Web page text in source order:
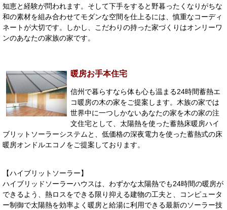
知恵と経験が問われます。そして下手をすると野暮ったくなりがちな
和の素材を組み合わせてモダンな空間を仕上るには、慎重なコーディ
ネートが大切です。しかし、こだわりの持った家づくりはオンリーワ
ンのあなたの家族の家です。
暖房お手本住宅
信州で暮らすなら体も心も温まる24時間蓄熱エ
コ暖房の木の家をご提案します。木族の家では
世界中に一つしかないあなたの家を木の家の注
文住宅として、太陽熱を使った蓄熱床暖房ハイ
ブリットソーラーシステムと、低価格の深夜電力を使った蓄熱式の床
暖房オンドルエコノをご提案しております。
【ハイブリットソーラー】
ハイブリッドソーラーハウスは、わずかな太陽熱でも24時間の暖房が
できるよう、熱ロスをできる限り抑える建物の工夫と、コンピュータ
ー制御で太陽熱を効率よく暖房と給湯に利用できる最新のソーラー技